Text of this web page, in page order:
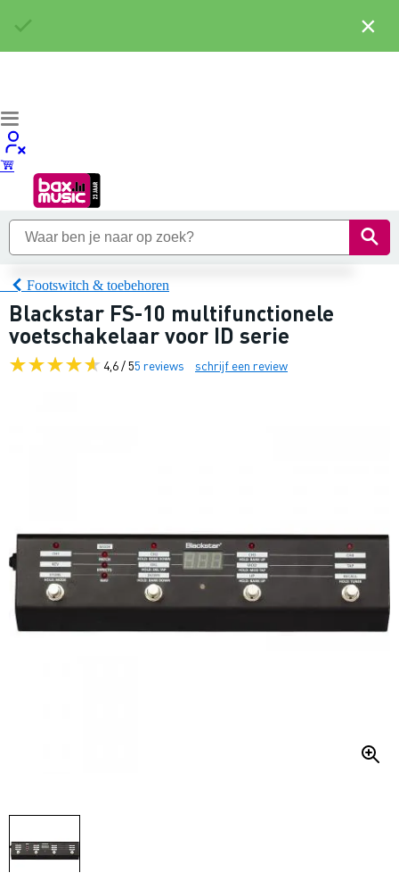
Footswitch & toebehoren
Blackstar FS-10 multifunctionele
voetschakelaar voor ID serie
4,6 / 55 reviews schrijf een review
×